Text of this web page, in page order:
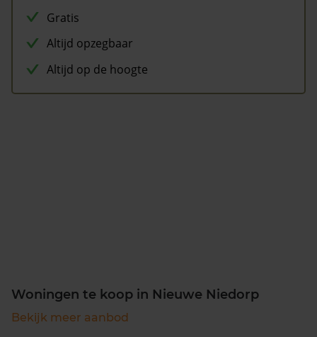
Gratis
Altijd opzegbaar
Altijd op de hoogte
Woningen te koop in Nieuwe Niedorp
Bekijk meer aanbod